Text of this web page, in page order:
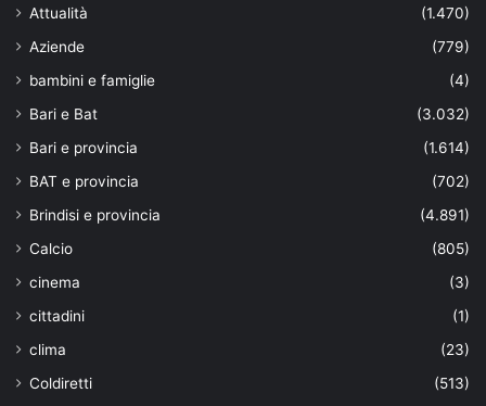
Attualità
(1.470)
Aziende
(779)
bambini e famiglie
(4)
Bari e Bat
(3.032)
Bari e provincia
(1.614)
BAT e provincia
(702)
Brindisi e provincia
(4.891)
Calcio
(805)
cinema
(3)
cittadini
(1)
clima
(23)
Coldiretti
(513)